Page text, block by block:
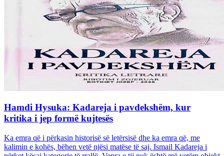
Hamdi Hysuka: Kadareja i pavdekshëm, kur
kritika i jep formë kujtesës
Ka emra që i përkasin historisë së letërsisë dhe ka emra që, me
kalimin e kohës, bëhen vetë njësi matëse të saj. Ismail Kadareja i